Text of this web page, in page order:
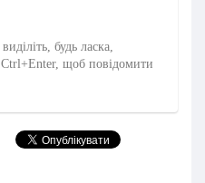
будь ласка,
Ctrl+Enter, щоб повідомити